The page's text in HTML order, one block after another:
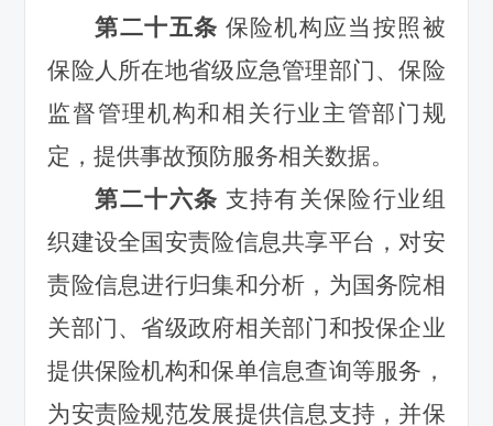
第二十五条 保险机构应当按照被
保险人所在地省级应急管理部门、保险
监督管理机构和相关行业主管部门规
定，提供事故预防服务相关数据。
第二十六条 支持有关保险行业组
织建设全国安责险信息共享平台，对安
责险信息进行归集和分析，为国务院相
关部门、省级政府相关部门和投保企业
提供保险机构和保单信息查询等服务，
为安责险规范发展提供信息支持，并保